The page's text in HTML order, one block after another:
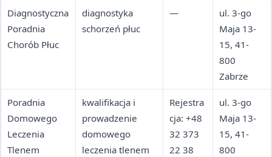
Diagnostyczna
Poradnia
Chorób Płuc
diagnostyka
schorzeń płuc
—
ul. 3-go
Maja 13-
15, 41-
800
Zabrze
Poradnia
Domowego
Leczenia
Tlenem
kwalifikacja i
prowadzenie
domowego
leczenia tlenem
Rejestra
cja: +48
32 373
22 38
ul. 3-go
Maja 13-
15, 41-
800